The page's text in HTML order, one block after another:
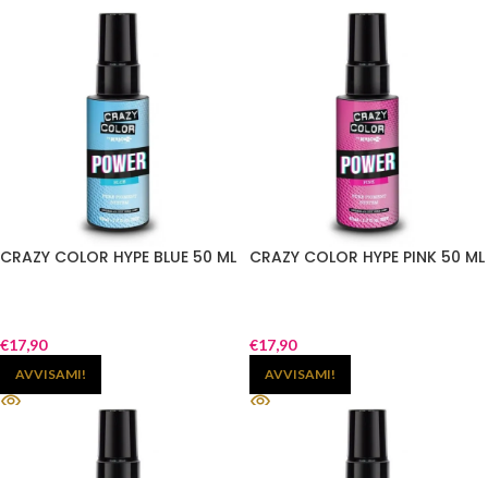
CRAZY COLOR HYPE BLUE 50 ML
€17,90
AVVISAMI!
CRAZY COLOR HYPE PINK 50 ML
€17,90
AVVISAMI!